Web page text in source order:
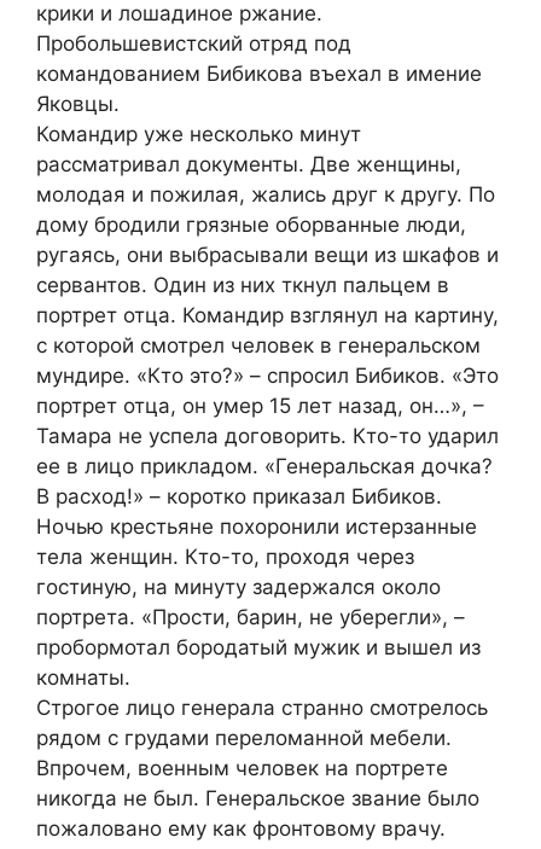
крики и лошадиное ржание.
Пробольшевистский отряд под
командованием Бибикова въехал в имение
Яковцы.
Командир уже несколько минут
рассматривал документы. Две женщины,
молодая и пожилая, жались друг к другу. По
дому бродили грязные оборванные люди,
ругаясь, они выбрасывали вещи из шкафов и
сервантов. Один из них ткнул пальцем в
портрет отца. Командир взглянул на картину,
с которой смотрел человек в генеральском
мундире. «Кто это?» – спросил Бибиков. «Это
портрет отца, он умер 15 лет назад, он…», –
Тамара не успела договорить. Кто-то ударил
ее в лицо прикладом. «Генеральская дочка?
В расход!» – коротко приказал Бибиков.
Ночью крестьяне похоронили истерзанные
тела женщин. Кто-то, проходя через
гостиную, на минуту задержался около
портрета. «Прости, барин, не уберегли», –
пробормотал бородатый мужик и вышел из
комнаты.
Строгое лицо генерала странно смотрелось
рядом с грудами переломанной мебели.
Впрочем, военным человек на портрете
никогда не был. Генеральское звание было
пожаловано ему как фронтовому врачу.